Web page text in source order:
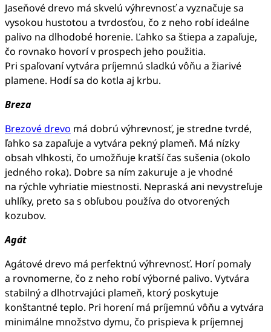
Jaseňové drevo má skvelú výhrevnosť a vyznačuje sa
vysokou hustotou a tvrdosťou, čo z neho robí ideálne
palivo na dlhodobé horenie. Ľahko sa štiepa a zapaľuje,
čo rovnako hovorí v prospech jeho použitia.
Pri spaľovaní vytvára príjemnú sladkú vôňu a žiarivé
plamene. Hodí sa do kotla aj krbu.
Breza
Brezové drevo má dobrú výhrevnosť, je stredne tvrdé,
ľahko sa zapaľuje a vytvára pekný plameň. Má nízky
obsah vlhkosti, čo umožňuje kratší čas sušenia (okolo
jedného roka). Dobre sa ním zakuruje a je vhodné
na rýchle vyhriatie miestnosti. Nepraská ani nevystreľuje
uhlíky, preto sa s obľubou používa do otvorených
kozubov.
Agát
Agátové drevo má perfektnú výhrevnosť. Horí pomaly
a rovnomerne, čo z neho robí výborné palivo. Vytvára
stabilný a dlhotrvajúci plameň, ktorý poskytuje
konštantné teplo. Pri horení má príjemnú vôňu a vytvára
minimálne množstvo dymu, čo prispieva k príjemnej